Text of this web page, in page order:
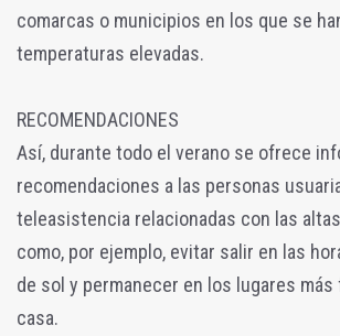
comarcas o municipios en los que se
temperaturas elevadas.
RECOMENDACIONES
Así, durante todo el verano se ofrece
recomendaciones a las personas
teleasistencia relacionadas con las
como, por ejemplo, evitar salir en las
de sol y permanecer en los lugares
casa.